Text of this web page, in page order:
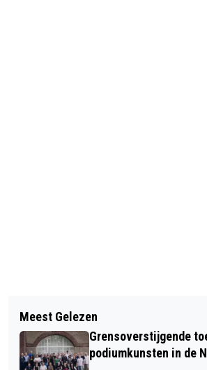
AANKONDIGING AFTRAP
MUSEUMTIJDSCHRIFT
OPENLUCHTMUSEUM
ORGANISEERT OPNIEUW
Meest Gelezen
Grensoverstijgende
podiumkunsten in de